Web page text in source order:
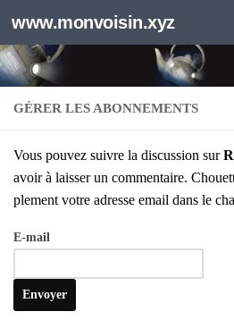
Au dessous du contenu
www.monvoisin.xyz
GÉRER LES ABONNEMENTS
Vous pou­vez suivre la dis­cus­sion sur
avoir à lais­ser un com­men­taire.
ple­ment votre adresse email dans le
E‑mail